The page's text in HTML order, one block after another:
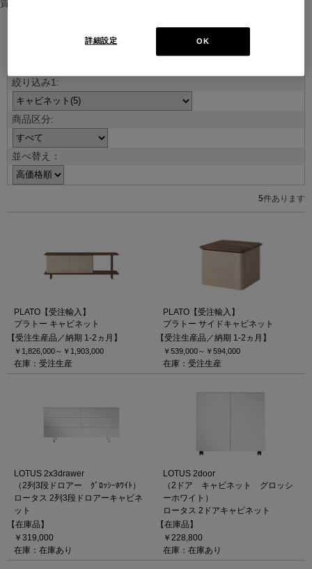
質な暮らしを届けます。
ブランド紹介を見る
並べ替え：
5件あります
PLATO【受注輸入】
プラトー キャビネット
【受注生産品／納期 1-2ヵ月】
￥1,826,000～ ￥1,903,000
在庫：受注生産
PLATO【受注輸入】
プラトー サイドキャビネット
【受注生産品／納期 1-2ヵ月】
￥539,000～ ￥594,000
在庫：受注生産
LOTUS 2x3drawer
（2列3段ドロアー ｸﾞﾛｯｼｰﾎﾜｲﾄ）
ロータス 2列3段ドロアーキャビネ
ット
【在庫品】
￥319,000
在庫：在庫あり
LOTUS 2door
（2ドア キャビネット グロッシ
ーホワイト）
ロータス 2ドアキャビネット
【在庫品】
￥228,800
在庫：在庫あり
OK
詳細設定